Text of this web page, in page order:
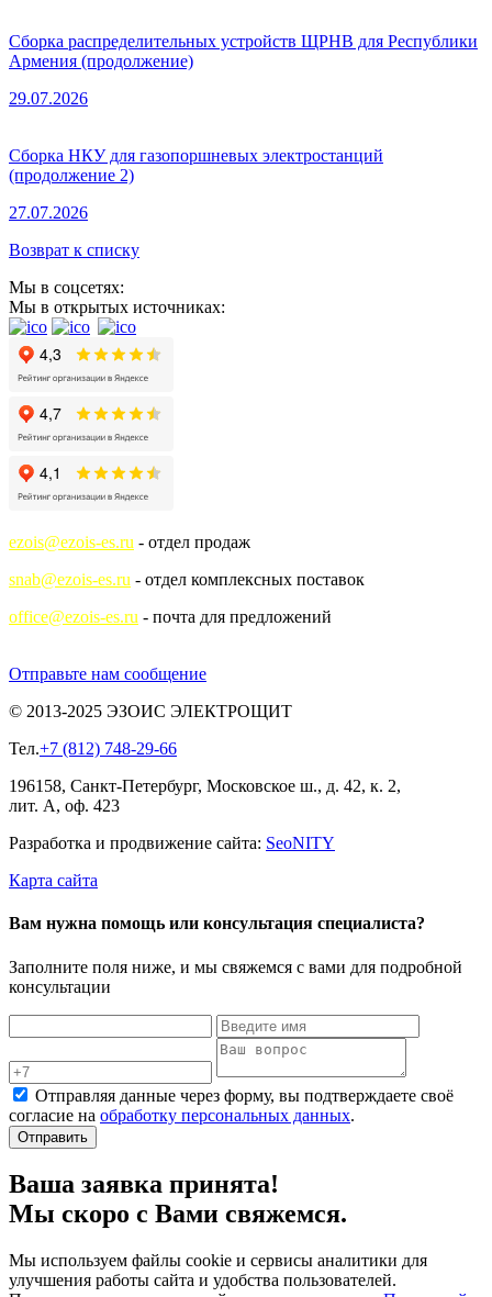
Сборка распределительных устройств ЩРНВ для Республики
Армения (продолжение)
29.07.2026
Сборка НКУ для газопоршневых электростанций
(продолжение 2)
27.07.2026
Возврат к списку
Мы в соцсетях:
Мы в открытых источниках:
ezois@ezois-es.ru - отдел продаж
snab@ezois-es.ru - отдел комплексных поставок
office@ezois-es.ru - почта для предложений
Отправьте нам сообщение
© 2013-2025 ЭЗОИС ЭЛЕКТРОЩИТ
Тел.+7 (812) 748-29-66
196158, Санкт-Петербург, Московское ш., д. 42, к. 2,
лит. А, оф. 423
Разработка и продвижение сайта: SeoNITY
Карта сайта
Вам нужна помощь или консультация специалиста?
Заполните поля ниже, и мы свяжемся с вами для подробной
консультации
Отправляя данные через форму, вы подтверждаете своё
согласие на обработку персональных данных.
Отправить
Ваша заявка принята!
Мы скоро с Вами свяжемся.
Мы используем файлы cookie и сервисы аналитики для
улучшения работы сайта и удобства пользователей.